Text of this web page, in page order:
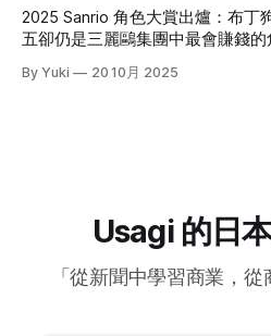
熱度停在平台外，甚至流向盜版。 * Crunchyroll Manga 的意
義，不只是多一個漫畫功能，
商店相關事業獨立切割，設立新
華堂即是被切割的核心對象之一，
了因應加拿大便利商巨頭 ACT（
可能的收購案，提前做出業務清理與
2025 Sanrio 角色大賞出爐：布丁
五卻仍是三麗鷗集團中最會賺錢
今年的三麗鷗角色大賞由布丁狗擠
別是巧克貓（Chococat）這個角
上升二十二名。而其主要受眾正
人氣不等於營收：觸及和「支出
By Yuki 20 10月 2025
Usagi 的日
「從新聞中學習商業，從